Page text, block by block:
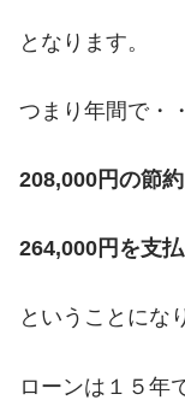
となります。
つまり年間で・・
208,000円の節
264,000円を支
ということにな
ローンは１５年